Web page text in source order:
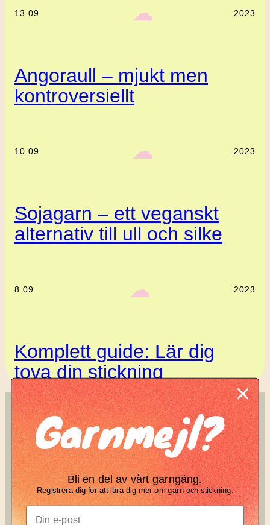
13.09 ‎ ‎‎ ☁︎‎‎ 2023
Angoraull – mjukt men
kontroversiellt
10.09 ‎ ‎‎ ☁︎‎‎ 2023
Sojagarn – ett veganskt
alternativ till ull och silke
8.09 ‎ ‎‎ ☁︎‎‎ 2023
Komplett guide: Lär dig
tova din stickning
SÖK
Search
KNIT KNOT
Manifesto
Garnbrev
Garnmejl?
Bli en del av vårt garngäng.
Registrera dig för att lära dig mer om garn och stickning.